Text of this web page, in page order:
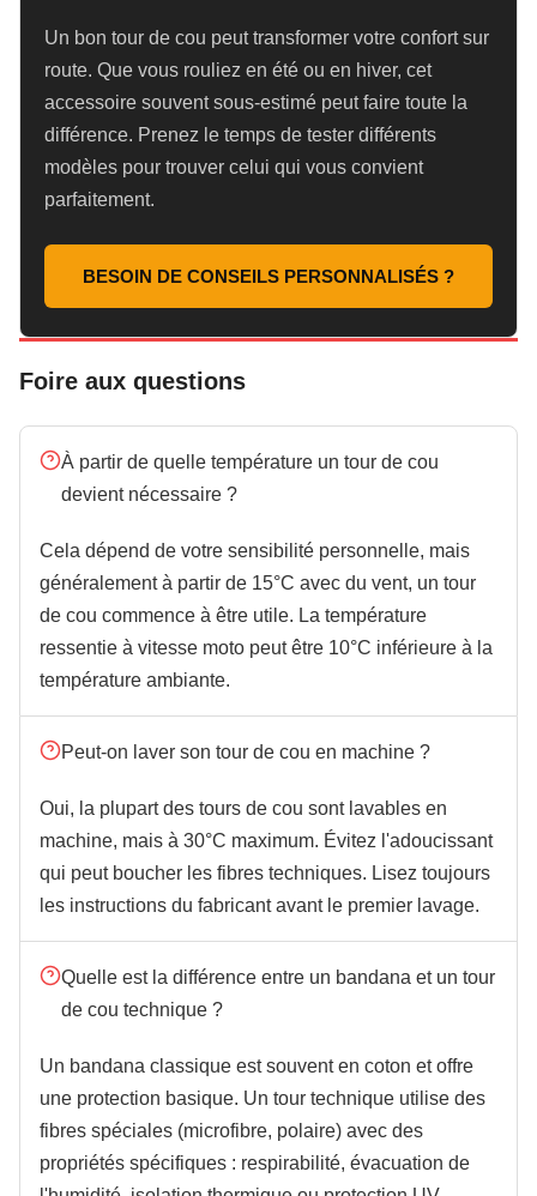
Un bon tour de cou peut transformer votre confort sur
route. Que vous rouliez en été ou en hiver, cet
accessoire souvent sous-estimé peut faire toute la
différence. Prenez le temps de tester différents
modèles pour trouver celui qui vous convient
parfaitement.
BESOIN DE CONSEILS PERSONNALISÉS ?
Foire aux questions
À partir de quelle température un tour de cou
devient nécessaire ?
Cela dépend de votre sensibilité personnelle, mais
généralement à partir de 15°C avec du vent, un tour
de cou commence à être utile. La température
ressentie à vitesse moto peut être 10°C inférieure à la
température ambiante.
Peut-on laver son tour de cou en machine ?
Oui, la plupart des tours de cou sont lavables en
machine, mais à 30°C maximum. Évitez l'adoucissant
qui peut boucher les fibres techniques. Lisez toujours
les instructions du fabricant avant le premier lavage.
Quelle est la différence entre un bandana et un tour
de cou technique ?
Un bandana classique est souvent en coton et offre
une protection basique. Un tour technique utilise des
fibres spéciales (microfibre, polaire) avec des
propriétés spécifiques : respirabilité, évacuation de